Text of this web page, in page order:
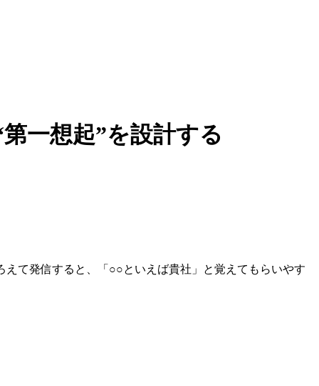
一想起”を設計する
て発信すると、「○○といえば貴社」と覚えてもらいやす